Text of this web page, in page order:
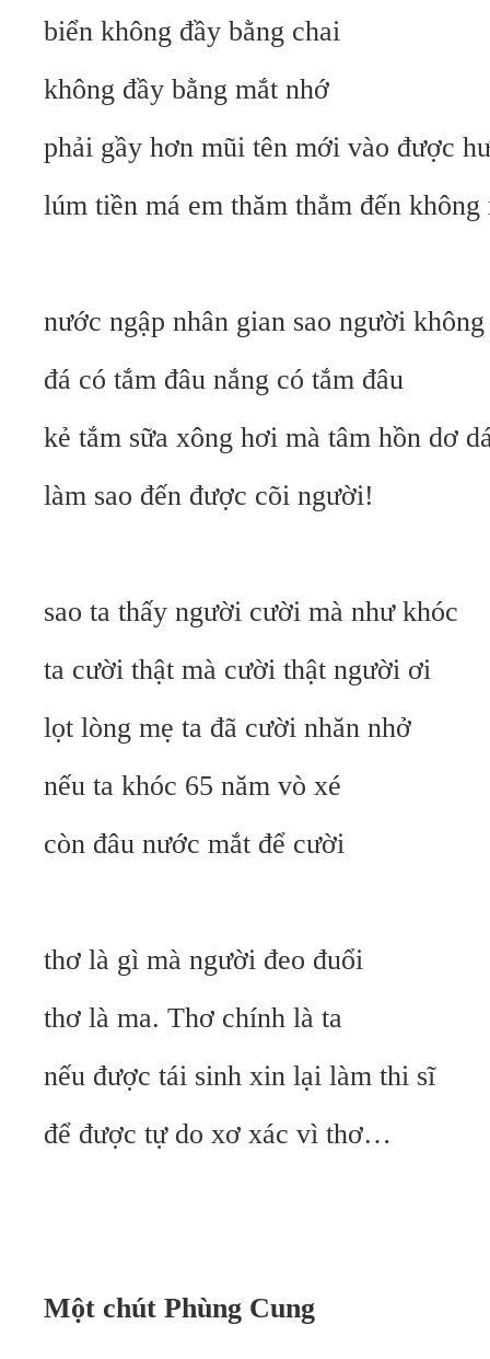
biển không đầy bằng chai
không đầy bằng mắt nhớ
phải gầy hơn mũi tên mới vào được
lúm tiền má em thăm thẳm đến không
nước ngập nhân gian sao người
đá có tắm đâu nắng có tắm đâu
kẻ tắm sữa xông hơi mà tâm hồn dơ
làm sao đến được cõi người!
sao ta thấy người cười mà như khóc
ta cười thật mà cười thật người ơi
lọt lòng mẹ ta đã cười nhăn nhở
nếu ta khóc 65 năm vò xé
còn đâu nước mắt để cười
thơ là gì mà người đeo đuổi
thơ là ma. Thơ chính là ta
nếu được tái sinh xin lại làm thi sĩ
để được tự do xơ xác vì thơ…
Một chút Phùng Cung